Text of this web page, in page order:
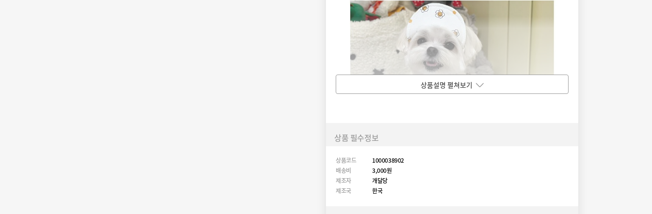
상품설명 펼쳐보기
상품 필수정보
상품코드
1000038902
배송비
3,000원
제조자
개달당
제조국
한국